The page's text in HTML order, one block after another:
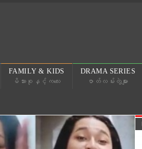
FAMILY & KIDS
မိသားစုနှင့်ကလေး
DRAMA SERIES
ဇာတ်လမ်းတွဲများ